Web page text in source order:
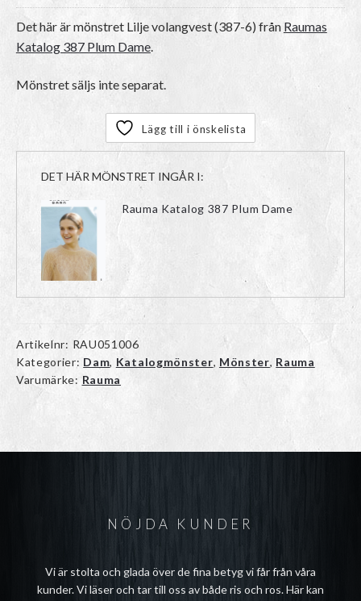
Det här är mönstret Lilje volangvest (387-6) från Raumas
Katalog 387 Plum Dame.
Mönstret säljs inte separat.
Lägg till i önskelista
DET HÄR MÖNSTRET INGÅR I:
Rauma Katalog 387 Plum Dame
Artikelnr: RAU051006
Kategorier: Dam, Katalogmönster, Mönster, Rauma
Varumärke: Rauma
NÖJDA KUNDER
Vi är stolta och glada över de fina betyg vi får från våra
kunder. Vi läser och tar till oss av både ris och ros. Här kan